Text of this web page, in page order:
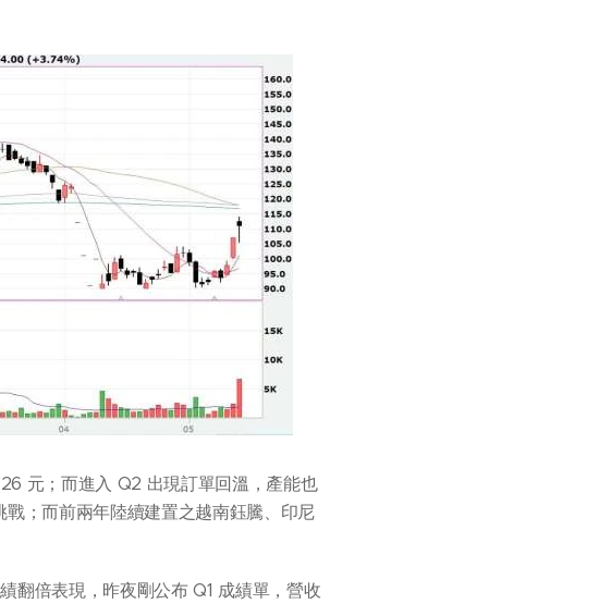
元；而進入 Q2 出現訂單回溫，產能也
；而前兩年陸續建置之越南鈺騰、印尼
翻倍表現，昨夜剛公布 Q1 成績單，營收